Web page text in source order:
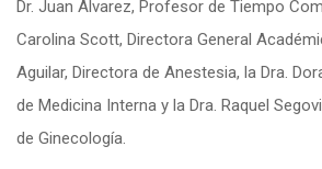
Dr. Juan Álvarez, Profesor de Tiempo
Carolina Scott, Directora General
Aguilar, Directora de Anestesia, la Dra.
de Medicina Interna y la Dra. Raquel
de Ginecología.